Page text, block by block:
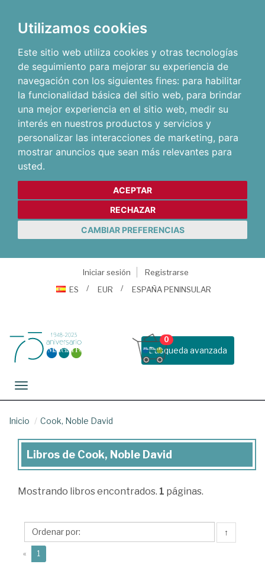
Utilizamos cookies
Este sitio web utiliza cookies y otras tecnologías
de seguimiento para mejorar su experiencia de
navegación con los siguientes fines: para habilitar
la funcionalidad básica del sitio web, para brindar
una mejor experiencia en el sitio web, medir su
interés en nuestros productos y servicios y
personalizar las interacciones de marketing, para
mostrar anuncios que sean más relevantes para
usted.
ACEPTAR
RECHAZAR
CAMBIAR PREFERENCIAS
Iniciar sesión
Registrarse
ES
EUR ESPAÑA PENINSULAR
Busqueda avanzada
0
Toggle navigation
Inicio Cook, Noble David
Libros
Cook,
David
Libros de Cook, Noble David
Mostrando libros encontrados. 1 páginas.
↑
« 1